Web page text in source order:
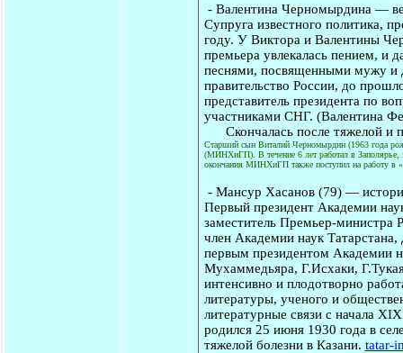
- Валентина Черномырдина —
Супруга известного политика,
году. У Виктора и Валентины
премьера увлекалась пением, и
песнями, посвященными мужу и
правительство России, до
представитель президента по
участниками СНГ. (Валентина
Скончалась после тяжелой и
Старший сын Виталий Черномырдин (1963 года
(МИНХиГП). В течение 6 лет работал в
окончания МИНХиГП также поступил на работу в
- Мансур Хасанов(79) —
Первый президент Академии
заместитель Премьер-министра
член Академии наук
первым президентом Академии
Мухаммедьяра, Г.Исхаки,
интенсивно и плодотворно
литературы, ученого и
литературные связи с начала
родился 25 июня 1930 года в
тяжелой болезни в Казани. tatar-